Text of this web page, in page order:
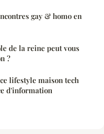
gay & homo en
de la reine peut vous
?
lifestyle maison tech
d'information